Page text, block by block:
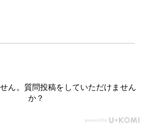
ん。質問投稿をしていただけません
か？